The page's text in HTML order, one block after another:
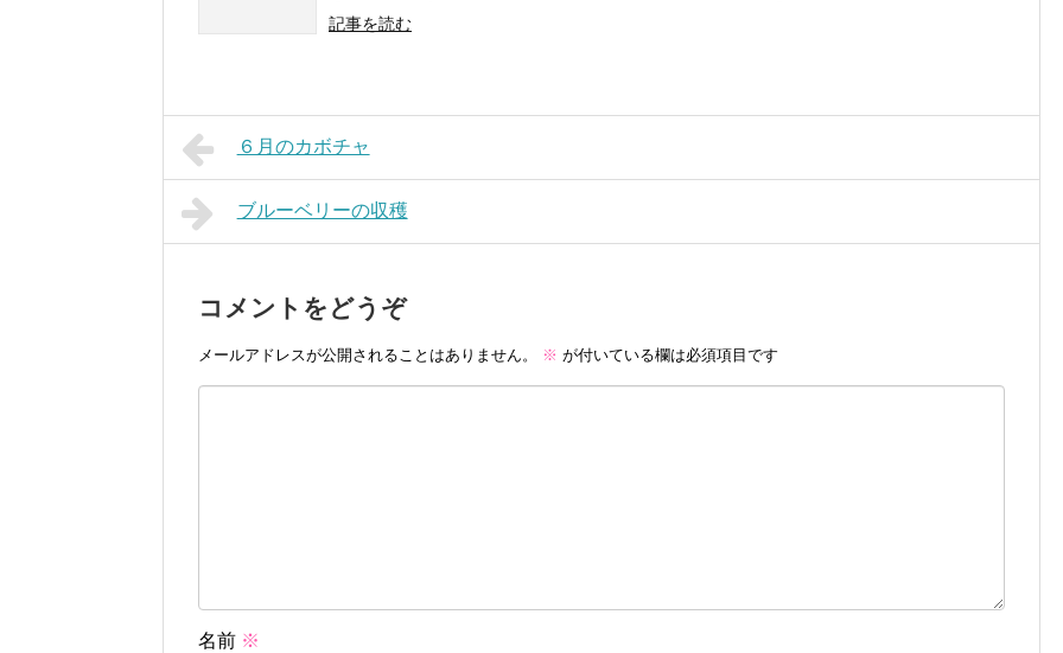
記事を読む
６月のカボチャ
ブルーベリーの収穫
コメントをどうぞ
メールアドレスが公開されることはありません。 ※ が付いている欄は必須項目です
名前 ※